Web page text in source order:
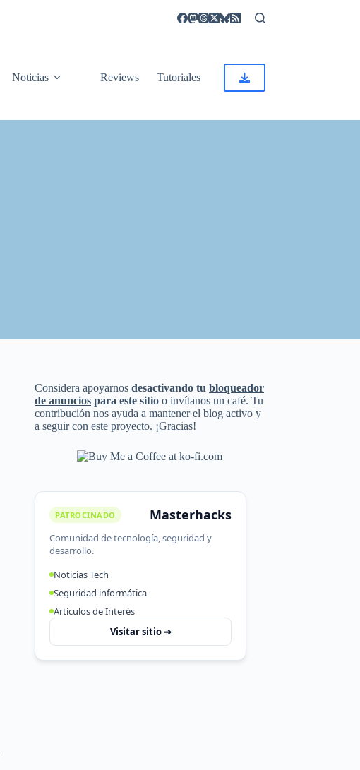
Noticias Reviews Tutoriales
Considera apoyarnosdesactivando tubloqueador
de anuncios para este sitio o invítanos un café. Tu
contribución nos ayuda a mantener el blog activo y
a seguir con este proyecto. ¡Gracias!
PATROCINADO Masterhacks
Comunidad de tecnología, seguridad y
desarrollo.
Noticias Tech
Seguridad informática
Artículos de Interés
Visitar sitio ➔